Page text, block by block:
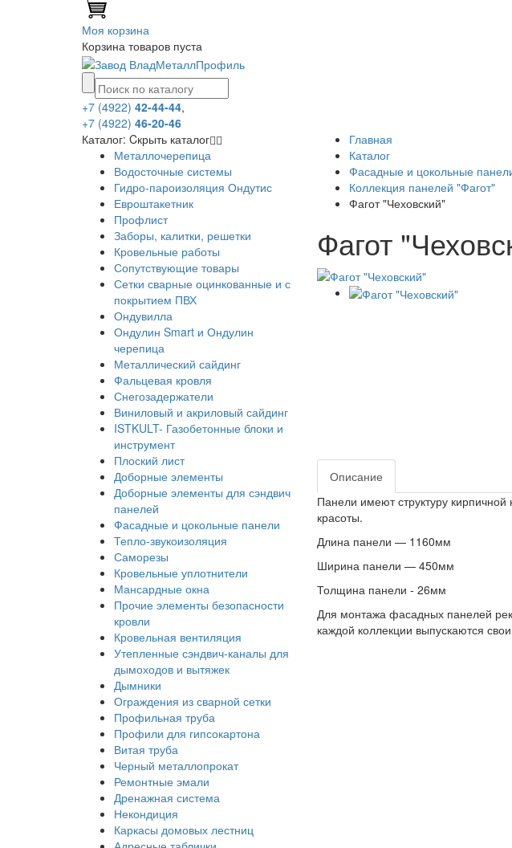
Моя корзина
Корзина товаров пуста
+7 (4922) 42-44-44,
+7 (4922) 46-20-46
Каталог: Cкрыть каталог
Металлочерепица
Водосточные системы
Гидро-пароизоляция Ондутис
Евроштакетник
Профлист
Заборы, калитки, решетки
Кровельные работы
Сопутствующие товары
Сетки сварные оцинкованные и с
покрытием ПВХ
Ондувилла
Ондулин Smart и Ондулин
черепица
Металлический сайдинг
Фальцевая кровля
Снегозадержатели
Виниловый и акриловый сайдинг
ISTKULT- Газобетонные блоки и
инструмент
Плоский лист
Доборные элементы
Доборные элементы для сэндвич
панелей
Фасадные и цокольные панели
Тепло-звукоизоляция
Саморезы
Кровельные уплотнители
Мансардные окна
Прочие элементы безопасности
кровли
Кровельная вентиляция
Утепленные сэндвич-каналы для
дымоходов и вытяжек
Дымники
Ограждения из сварной сетки
Профильная труба
Профили для гипсокартона
Витая труба
Черный металлопрокат
Ремонтные эмали
Дренажная система
Некондиция
Каркасы домовых лестниц
Главная
Каталог
Фасадные и цокольные
Коллекция панелей "Фагот"
Фагот "Чеховский"
Фагот
Описание
Панели имеют структуру кирпичной
красоты.
Длина панели — 1160мм
Ширина панели — 450мм
Толщина панели - 26мм
Для монтажа фасадных панелей
каждой коллекции выпускаются